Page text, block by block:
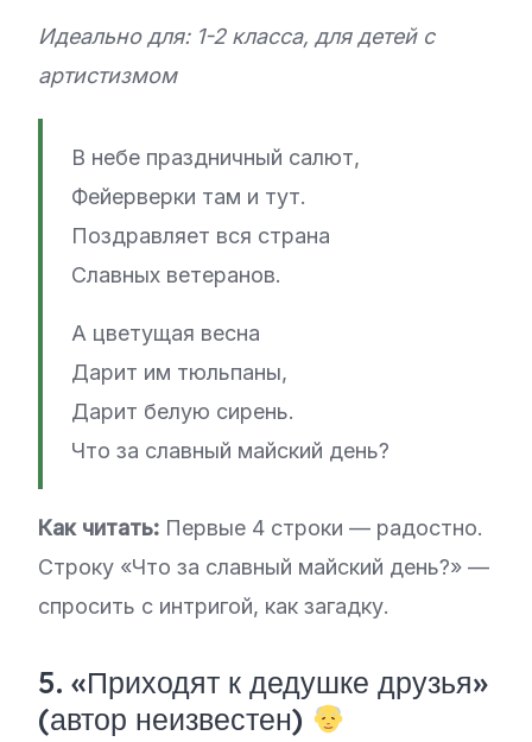
Идеально для: 1-2 класса, для детей с
артистизмом
В небе праздничный салют,
Фейерверки там и тут.
Поздравляет вся страна
Славных ветеранов.
А цветущая весна
Дарит им тюльпаны,
Дарит белую сирень.
Что за славный майский день?
Как читать: Первые 4 строки — радостно.
Строку «Что за славный майский день?» —
спросить с интригой, как загадку.
5. «Приходят к дедушке друзья»
(автор неизвестен)